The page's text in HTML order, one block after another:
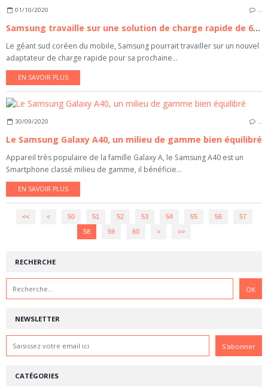
01/10/2020 …
Samsung travaille sur une solution de charge rapide de 65 W
Le géant sud coréen du mobile, Samsung pourrait travailler sur un nouvel
adaptateur de charge rapide pour sa prochaine...
EN SAVOIR PLUS
30/09/2020
Le Samsung Galaxy A40, un milieu de gamme bien équilibré
Appareil très populaire de la famille Galaxy A, le Samsung A40 est un
Smartphone classé milieu de gamme, il bénéficie...
EN SAVOIR PLUS
<< < 10
20
30
40
50 51 52 53 54 55 56 57
58 59 60 > >>
NEWSLETTER
RECHERCHE
CATÉGORIES